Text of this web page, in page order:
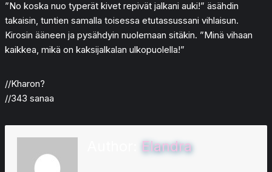
”No koska nuo typerät kivet repivät jalkani auki!” äsähdin
takaisin, tuntien samalla toisessa etutassussani vihlaisun.
Kirosin ääneen ja pysähdyin nuolemaan sitäkin. ”Minä vihaan
kaikkea, mikä on kaksijalkalan ulkopuolella!”
//Kharon?
//343 sanaa
Elandra